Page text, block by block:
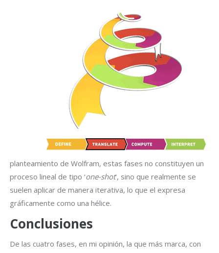
planteamiento de Wolfram, estas fases no constituyen un
proceso lineal de tipo ‘one-shot‘, sino que realmente se
suelen aplicar de manera iterativa, lo que el expresa
gráficamente como una hélice.
Conclusiones
De las cuatro fases, en mi opinión, la que más marca, con